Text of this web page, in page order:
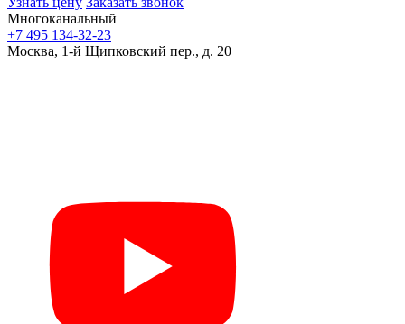
Многоканальный
+7 495 134-32-23
Москва, 1-й Щипковский пер., д. 20